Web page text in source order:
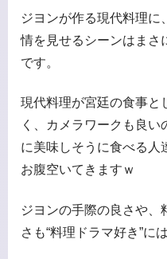
ジヨンが作る現代料理に
情を見せるシーンはまさ
です。
現代料理が宮廷の食事と
く、カメラワークも良い
に美味しそうに食べる人
お腹空いてきますｗ
ジヨンの手際の良さや、
さも“料理ドラマ好き”に